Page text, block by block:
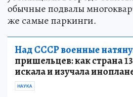
обычные подвалы
же самые паркинги.
Над СССР военные
пришельцев: как страна
искала и изучала
НАУКА